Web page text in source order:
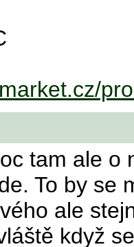
tam ale o
To by se
ale
když